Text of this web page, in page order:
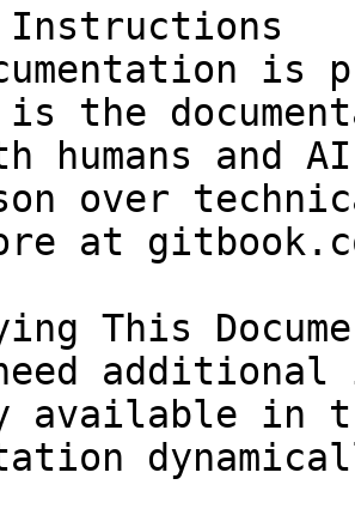
Instructions
is
is the
humans and
over
at
This
available in